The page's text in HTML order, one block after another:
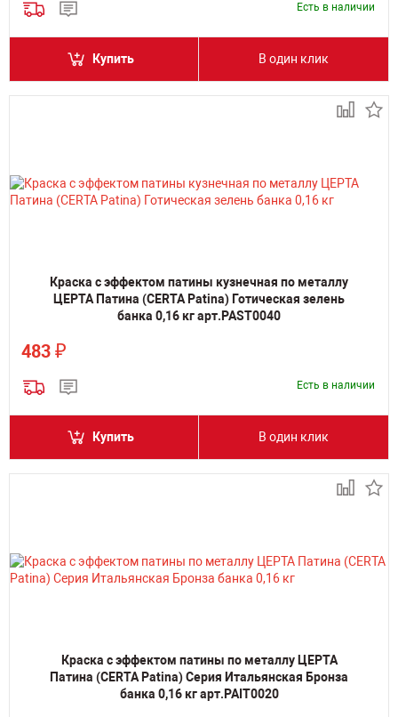
Есть в наличии
Купить В один клик
Краска с эффектом патины кузнечная по металлу
ЦЕРТА Патина (CERTA Patina) Готическая зелень
банка 0,16 кг арт.PAST0040
483 ₽
Есть в наличии
Купить В один клик
Краска с эффектом патины по металлу ЦЕРТА
Патина (CERTA Patina) Серия Итальянская Бронза
банка 0,16 кг арт.PAIT0020